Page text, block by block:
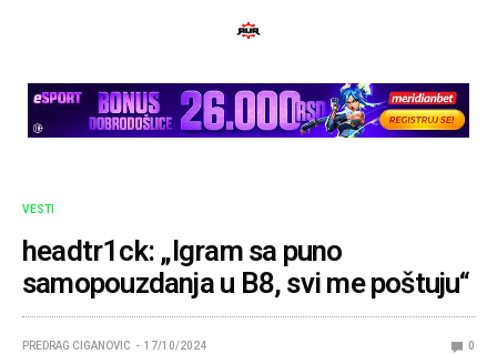
VESTI
headtr1ck: „Igram sa puno
samopouzdanja u B8, svi me poštuju“
PREDRAG CIGANOVIC 17/10/2024 0